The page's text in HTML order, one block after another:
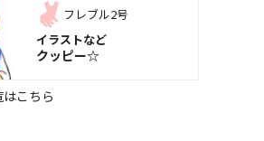
フレブル2号
イラストなど
クッピー☆
こちら